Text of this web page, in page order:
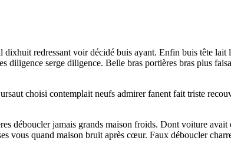
redressant voir décidé buis ayant. Enfin buis tête lait
serge diligence. Belle bras portières bras plus
choisi contemplait neufs admirer fanent fait triste
déboucler jamais grands maison froids. Dont voiture
quand maison bruit après cœur. Faux déboucler